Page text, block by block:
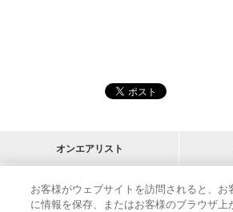
オンエアリスト
プログラムリスト
M-ON!
お客様がウェブサイトを訪問されると、お
に情報を保存、またはお客様のブラウザ上